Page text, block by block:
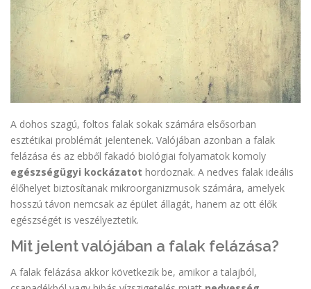
A dohos szagú, foltos falak sokak számára elsősorban
esztétikai problémát jelentenek. Valójában azonban a falak
felázása és az ebből fakadó biológiai folyamatok komoly
egészségügyi kockázatot hordoznak. A nedves falak ideális
élőhelyet biztosítanak mikroorganizmusok számára, amelyek
hosszú távon nemcsak az épület állagát, hanem az ott élők
egészségét is veszélyeztetik.
Mit jelent valójában a falak felázása?
A falak felázása akkor következik be, amikor a talajból,